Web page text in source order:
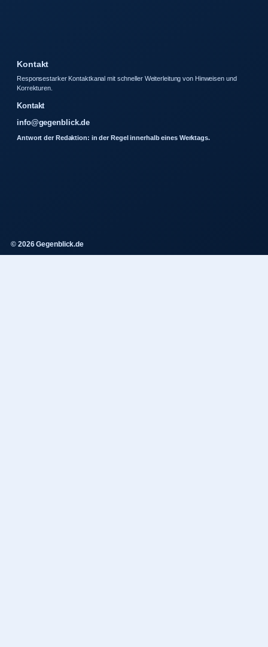
Kontakt
Responsestarker Kontaktkanal mit schneller Weiterleitung von Hinweisen und
Korrekturen.
Kontakt
info@gegenblick.de
Antwort der Redaktion: in der Regel innerhalb eines Werktags.
© 2026 Gegenblick.de